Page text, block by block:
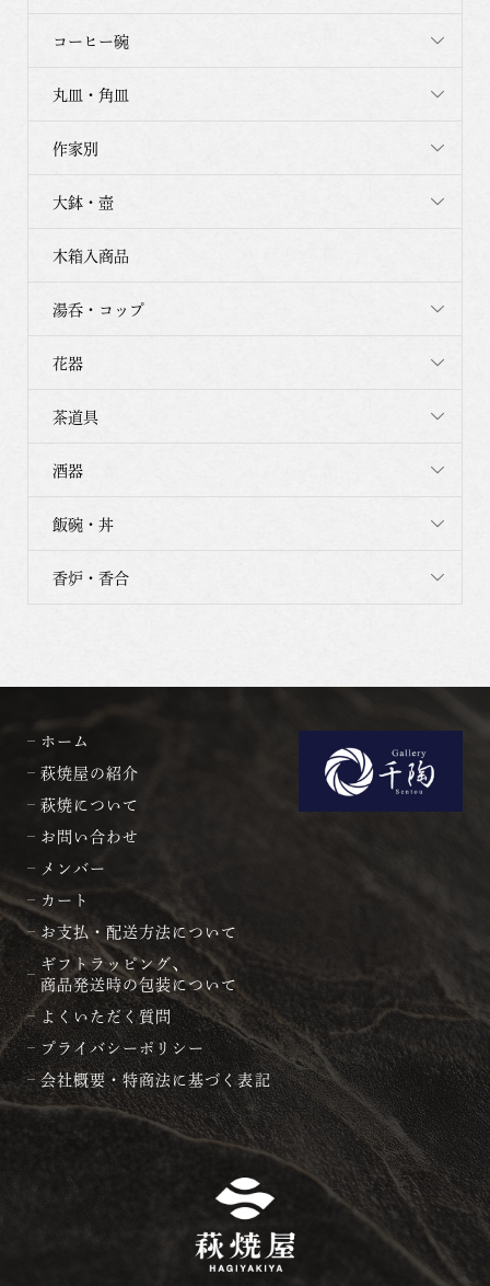
コーヒー碗
丸皿・角皿
作家別
大鉢・壺
木箱入商品
湯呑・コップ
花器
茶道具
酒器
飯碗・丼
香炉・香合
ホーム
萩焼屋の紹介
萩焼について
お問い合わせ
メンバー
カート
お支払・配送方法について
ギフトラッピング、
商品発送時の包装について
よくいただく質問
プライバシーポリシー
会社概要・特商法に基づく表記